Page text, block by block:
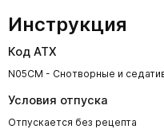
Инструкция
Код АТХ
N05CM - Снотворные и
Условия отпуска
Отпускается без рецепта